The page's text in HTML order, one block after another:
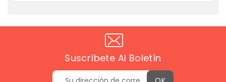
Suscríbete Al Boletín